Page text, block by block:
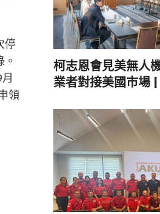
停
領
柯志恩會見美無人
業者對接美國市場